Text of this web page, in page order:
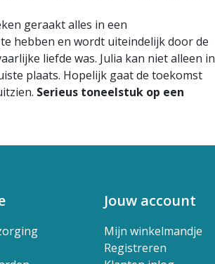
geraakt alles in een
hebben en wordt uiteindelijk door de
liefde was. Julia kan niet alleen in
plaats. Hopelijk gaat de toekomst
Serieus toneelstuk op een
Jouw account
Mijn winkelmandje
Registreren